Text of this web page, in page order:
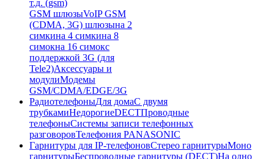
т.д. (gsm)
GSM шлюзыVoIP GSM
(CDMA, 3G) шлюзына 2
симкина 4 симкина 8
симокна 16 симокс
поддержкой 3G (для
Tele2)Аксессуары и
модулиМодемы
GSM/CDMA/EDGE/3G
РадиотелефоныДля домаС двумя
трубкамиНедорогиеDECTПроводные
телефоныСистемы записи телефонных
разговоровТелефония PANASONIC
Гарнитуры для IP-телефоновСтерео гарнитурыМоно
гарнитурыБеспроводные гарнитуры (DECT)На одно